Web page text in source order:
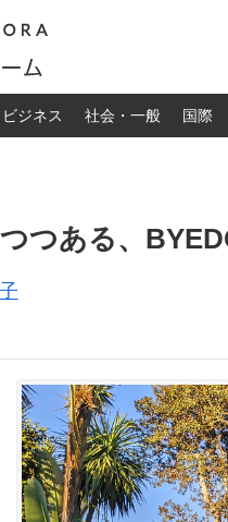
ビジネス 社会・一般 国際
つある、